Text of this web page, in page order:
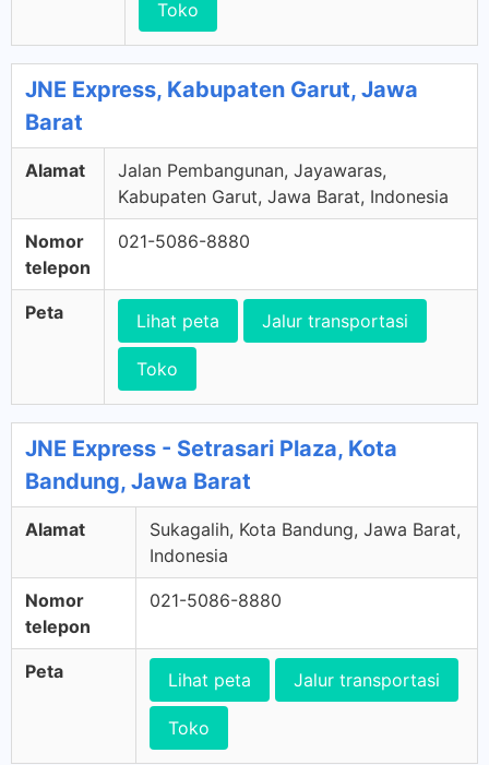
Toko
JNE Express, Kabupaten Garut, Jawa
Barat
Alamat
Jalan Pembangunan, Jayawaras,
Kabupaten Garut, Jawa Barat, Indonesia
Nomor
telepon
021-5086-8880
Peta Lihat peta Jalur transportasi
Toko
JNE Express - Setrasari Plaza, Kota
Bandung, Jawa Barat
Alamat
Sukagalih, Kota Bandung, Jawa Barat,
Indonesia
Nomor
telepon
021-5086-8880
Peta Lihat peta Jalur transportasi
Toko